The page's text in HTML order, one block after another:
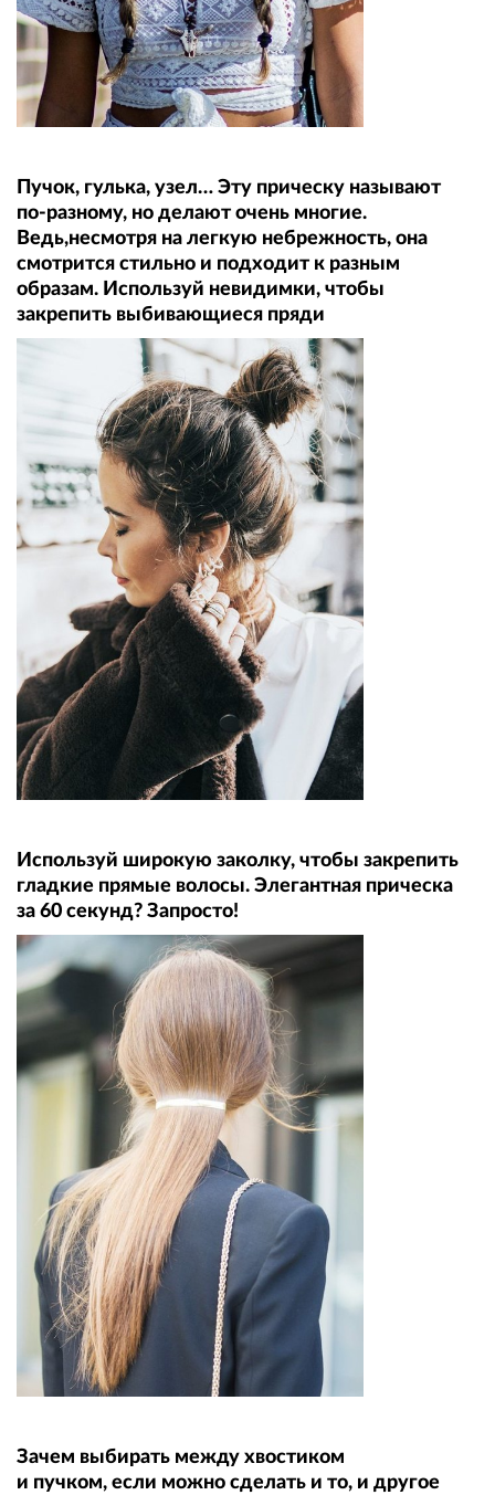
Пучок, гулька, узел… Эту прическу называют
по‑разному, но делают очень многие.
Ведь,несмотря на легкую небрежность, она
смотрится стильно и подходит к разным
образам. Используй невидимки, чтобы
закрепить выбивающиеся пряди
Используй широкую заколку, чтобы закрепить
гладкие прямые волосы. Элегантная прическа
за 60 секунд? Запросто!
Зачем выбирать между хвостиком
и пучком, если можно сделать и то, и другое